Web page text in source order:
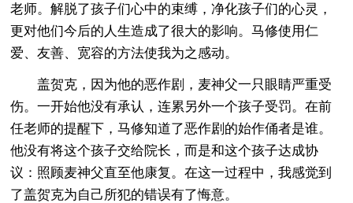
老师。解脱了孩子们心中的束缚，净化孩子们的心灵，
更对他们今后的人生造成了很大的影响。马修使用仁
爱、友善、宽容的方法使我为之感动。
盖贺克，因为他的恶作剧，麦神父一只眼睛严重受
伤。一开始他没有承认，连累另外一个孩子受罚。在前
任老师的提醒下，马修知道了恶作剧的始作俑者是谁。
他没有将这个孩子交给院长，而是和这个孩子达成协
议：照顾麦神父直至他康复。在这一过程中，我感觉到
了盖贺克为自己所犯的错误有了悔意。